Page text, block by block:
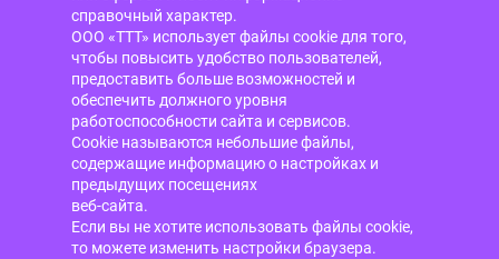
справочный характер.
ООО «ТТТ» использует файлы cookie для того,
чтобы повысить удобство пользователей,
предоставить больше возможностей и
обеспечить должного уровня
работоспособности сайта и сервисов.
Cookie называются небольшие файлы,
содержащие информацию о настройках и
предыдущих посещениях
веб-сайта.
Если вы не хотите использовать файлы cookie,
то можете изменить настройки браузера.